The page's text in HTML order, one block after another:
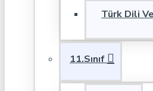
Türk Dili
11.Sınıf